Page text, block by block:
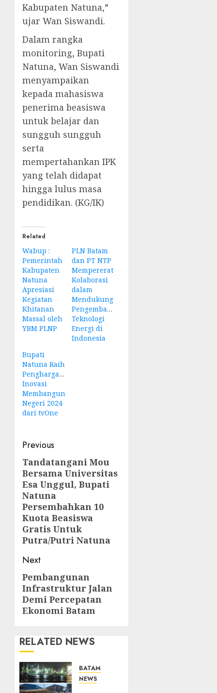
Kabupaten Natuna,”
ujar Wan Siswandi.
Dalam rangka
monitoring, Bupati
Natuna, Wan Siswandi
menyampaikan
kepada mahasiswa
penerima beasiswa
untuk belajar dan
sungguh sungguh
serta
mempertahankan IPK
yang telah didapat
hingga lulus masa
pendidikan. (KG/IK)
Related
Wabup :
Pemerintah
Kabupaten
Natuna
Apresiasi
Kegiatan
Khitanan
Massal oleh
YBM PLNP
PLN Batam
dan PT NTP
Mempererat
Kolaborasi
dalam
Mendukung
Pengembangan
Teknologi
Energi di
Indonesia
Bupati
Natuna Raih
Penghargaan
Inovasi
Membangun
Negeri 2024
dari tvOne
Post
navigation
Previous
Previous
post:
Tandatangani Mou
Bersama Universitas
Esa Unggul, Bupati
Natuna
Persembahkan 10
Kuota Beasiswa
Gratis Untuk
Putra/Putri Natuna
Next
Next
post:
Pembangunan
Infrastruktur Jalan
Demi Percepatan
Ekonomi Batam
RELATED NEWS
BATAM
NEWS